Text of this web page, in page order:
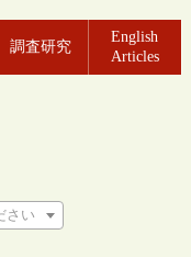
調査研究
English
Articles
さい